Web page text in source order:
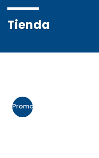
Tienda
Promo!